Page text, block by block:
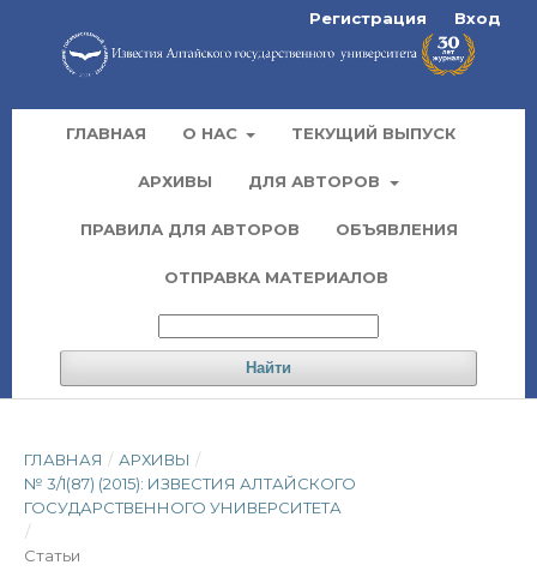
ГЛАВНАЯ О НАС ТЕКУЩИЙ ВЫПУСК
АРХИВЫ ДЛЯ АВТОРОВ
ПРАВИЛА ДЛЯ АВТОРОВ ОБЪЯВЛЕНИЯ
ОТПРАВКА МАТЕРИАЛОВ
Найти
Регистрация Вход
ГЛАВНАЯ / АРХИВЫ /
№ 3/1(87) (2015): ИЗВЕСТИЯ АЛТАЙСКОГО
ГОСУДАРСТВЕННОГО УНИВЕРСИТЕТА
/
Статьи